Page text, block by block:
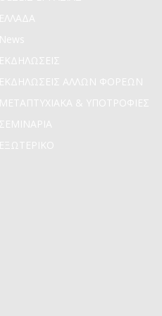
ΕΛΛΑΔΑ
News
ΕΚΔΗΛΩΣΕΙΣ
ΕΚΔΗΛΩΣΕΙΣ ΑΛΛΩΝ ΦΟΡΕΩΝ
ΜΕΤΑΠΤΥΧΙΑΚΑ & ΥΠΟΤΡΟΦΙΕΣ
ΣΕΜΙΝΑΡΙΑ
ΕΞΩΤΕΡΙΚΟ